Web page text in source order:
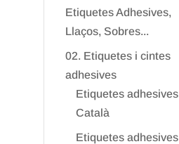
Etiquetes Adhesives,
Llaços, Sobres...
02. Etiquetes i cintes
adhesives
Etiquetes adhesives
Català
Etiquetes adhesives